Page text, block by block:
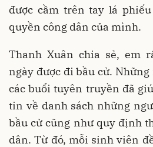
được cầm trên tay lá
quyền công dân của mình.
Thanh Xuân chia sẻ, em
ngày được đi bầu cử.
các buổi tuyên truyền đã
tin về danh sách những
bầu cử cũng như quy định
dân. Từ đó, mỗi sinh viên